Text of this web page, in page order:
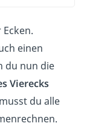
Ecken.
einen
du nun die
Vierecks
du alle